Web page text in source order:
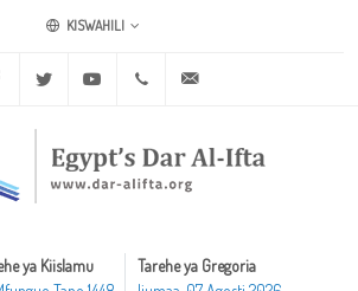
KISWAHILI
Facebook Twitter Youtube +20 2 25970400
ya Kiislamu
Tarehe ya Gregoria